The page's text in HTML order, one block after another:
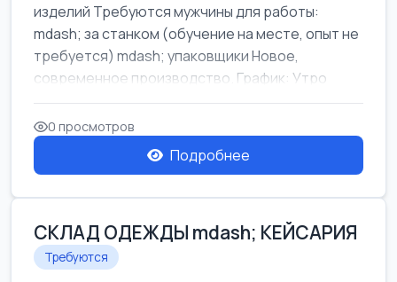
изделий Требуются мужчины для работы:
mdash; за станком (обучение на месте, опыт не
требуется) mdash; упаковщики Новое,
современное производство. График: Утро
mda...
0 просмотров
Подробнее
СКЛАД ОДЕЖДЫ mdash; КЕЙСАРИЯ
Требуются